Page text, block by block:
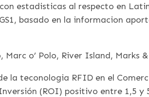
estadisticas al respecto en
basado en la informacion
o’ Polo, River Island, Marks &
la teconologia RFID en el
(ROI) positivo entre 1,5 y